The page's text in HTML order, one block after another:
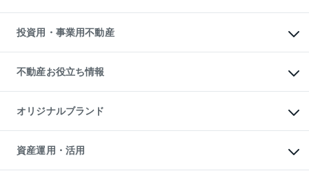
English 繁体中文簡体中文
不動産売却の流れ
不動産買換えの流れ
売却ガイド
借りるガイド
マンション賃料データ
賃貸管理プラン
リロケーションについて
貸すガイド
投資用・事業用不動産
事業用不動産
マンション投資
投資用マンション
アパート経営
収益物件
ビル購入（ビル一棟）
投資用不動産の売却査定
事業用不動産の売却査定
不動産お役立ち情報
マンションライブラリー
人気マンションランキング
暮らしに役立つ不動産メディア
不動産相場・不動産価格情報
オリジナルブランド
一棟リノベーションマンション
L`GENTE（ルジェンテ）
区分リノベーションマンション
資産運用・活用